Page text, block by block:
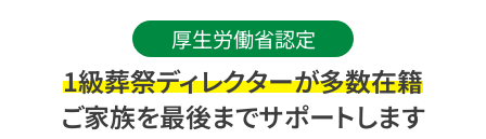
厚生労働省認定
1級葬祭ディレクターが多数在籍
ご家族を最後までサポートします